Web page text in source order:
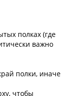
полках (где
важно
полки, иначе
чтобы